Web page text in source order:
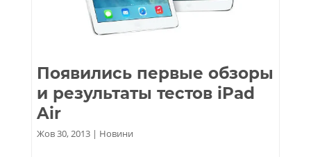
Появились первые обзоры
и результаты тестов iPad
Air
Жов 30, 2013| Новини